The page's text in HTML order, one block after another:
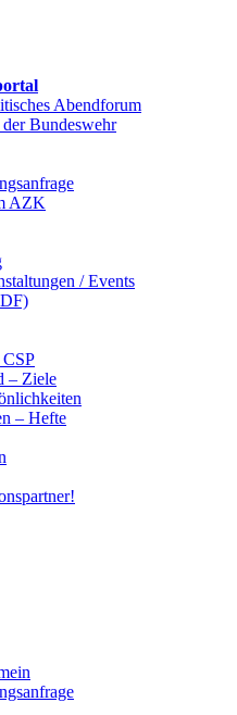
Abendforum
Bundeswehr
AZK
/ Events
– Ziele
– Hefte